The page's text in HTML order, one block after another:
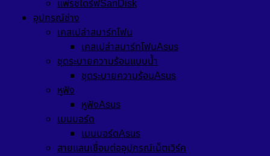
แฟรชไดร์ฟSanDisk
อุปกรณ์ช่าง
เคสเปล่าสมาร์ทโฟน
เคสเปล่าสมาร์ทโฟนAsus
ชุดระบายความร้อนแบบน้ำ
ชุดระบายความร้อนAsus
หูฟัง
หูฟังAsus
เมนบอร์ด
เมนบอร์ดAsus
สายแลนเชื่อมต่ออุปกรณ์เน็ตเวิร์ค